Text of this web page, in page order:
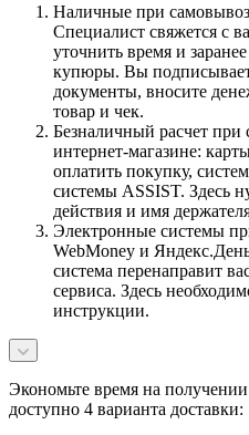
Наличные при
Специалист свяжется с
уточнить время и
купюры. Вы
документы, вносите
товар и чек.
Безналичный расчет
интернет-магазине:
оплатить покупку,
системы ASSIST. Здесь
действия и имя
Электронные системы
WebMoney и
система перенаправит
сервиса. Здесь
инструкции.
Экономьте время на
доступно 4 варианта доставки: